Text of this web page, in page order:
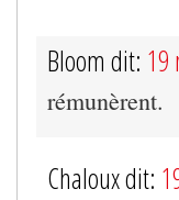
Bloom dit: 19
rémunèrent.
Chaloux dit: